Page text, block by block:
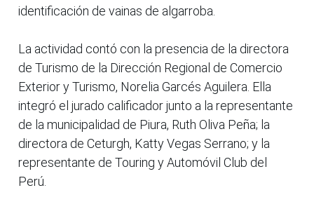
identificación de vainas de algarroba.
La actividad contó con la presencia de la directora
de Turismo de la Dirección Regional de Comercio
Exterior y Turismo, Norelia Garcés Aguilera. Ella
integró el jurado calificador junto a la representante
de la municipalidad de Piura, Ruth Oliva Peña; la
directora de Ceturgh, Katty Vegas Serrano; y la
representante de Touring y Automóvil Club del
Perú.